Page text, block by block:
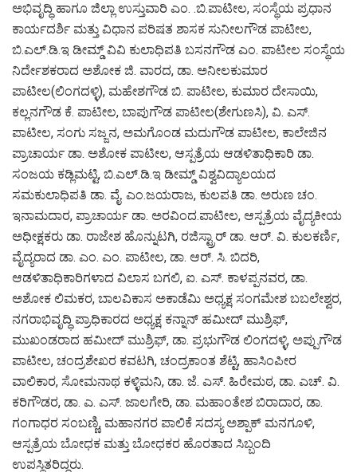
ಅಭಿವೃದ್ಧಿ ಹಾಗೂ ಜಿಲ್ಲಾ ಉಸ್ತುವಾರಿ‌‌ ಎಂ. .ಬಿ.‌ಪಾಟೀಲ, ಸಂಸ್ಥೆಯ ಪ್ರಧಾನ
ಕಾರ್ಯದರ್ಶಿ ಮತ್ತು‌ ವಿಧಾನ ಪರಿಷತ ಶಾಸಕ ಸುನೀಲಗೌಡ ಪಾಟೀಲ,
ಬಿ.ಎಲ್.ಡಿ.ಇ‌ ಡೀಮ್ಡ್ ವಿವಿ ಕುಲಾಧಿಪತಿ‌‌ ಬಸನಗೌಡ ಎಂ. ಪಾಟೀಲ ಸಂಸ್ಥೆಯ
ನಿರ್ದೇಶಕರಾದ ಅಶೋಕ ಜಿ. ವಾರದ, ಡಾ. ಅನೀಲಕುಮಾರ
ಪಾಟೀಲ(ಲಿಂಗದಳ್ಳಿ), ಮಹೇಶಗೌಡ ಬಿ. ಪಾಟೀಲ, ಕುಮಾರ ದೇಸಾಯಿ,
ಕಲ್ಲನಗೌಡ ಕೆ. ಪಾಟೀಲ, ಬಾಪುಗೌಡ ಪಾಟೀಲ(ಶೇಗುಣಸಿ), ವಿ. ಎಸ್.
ಪಾಟೀಲ, ಸಂಗು ಸಜ್ಜನ, ಅಮಗೊಂಡ ಮದುಗೌಡ ಪಾಟೀಲ, ಕಾಲೇಜಿನ
ಪ್ರಾಚಾರ್ಯ ಡಾ.‌ ಅಶೋಕ ಪಾಟೀಲ, ಆಸ್ಪತ್ರೆಯ ಆಡಳಿತಾಧಿಕಾರಿ ಡಾ.
ಸಂಜಯ ಕಡ್ಲಿಮಟ್ಟಿ, ಬಿ.ಎಲ್.ಡಿ.ಇ‌ ಡೀಮ್ಡ್ ವಿಶ್ವವಿದ್ಯಾಲಯದ
ಸಮಕುಲಾಧಿಪತಿ‌ ಡಾ. ವೈ. ಎಂ.ಜಯರಾಜ, ಕುಲಪತಿ ಡಾ. ಅರುಣ ಚಂ.
ಇನಾಮದಾರ, ಪ್ರಾಚಾರ್ಯ ಡಾ. ಅರವಿಂದ.ಪಾಟೀಲ, ಆಸ್ಪತ್ರೆಯ ವೈದ್ಯಕೀಯ
ಅಧೀಕ್ಷಕರು ಡಾ. ರಾಜೇಶ ಹೊನ್ನುಟಗಿ, ರಜಿಸ್ಟ್ರಾರ್ ಡಾ. ಆರ್. ವಿ. ಕುಲಕರ್ಣಿ,
ವೈದ್ಯರಾದ ಡಾ. ಎಂ. ಎಂ. ಪಾಟೀಲ, ಡಾ. ಆರ್. ಸಿ. ಬಿದರಿ,
ಆಡಳಿತಾಧಿಕಾರಿಗಳಾದ ವಿಲಾಸ ಬಗಲಿ, ಐ. ಎಸ್. ಕಾಳಪ್ಪನವರ, ಡಾ.
ಅಶೋಕ ಲಿಮಕರ, ಬಾಲವಿಕಾಸ ಅಕಾಡೆಮಿ ಅಧ್ಯಕ್ಷ ಸಂಗಮೇಶ ಬಬಲೇಶ್ವರ,
ನಗರಾಭಿವೃದ್ಧಿ ಪ್ರಾಧಿಕಾರದ ಅಧ್ಯಕ್ಷ ಕನ್ನಾನ್ ಹಮೀದ್ ಮುಶ್ರಿಫ್,
ಮುಖಂಡರಾದ ಹಮೀದ್ ಮುಶ್ರಿಫ್, ಡಾ. ಪ್ರಭುಗೌಡ ಲಿಂಗದಳ್ಳಿ, ಅಪ್ಪುಗೌಡ
ಪಾಟೀಲ, ಚಂದ್ರಶೇಖರ ಕವಟಗಿ, ಚಂದ್ರಕಾಂತ ಶೆಟ್ಟಿ, ಹಾಸಿಂಪೀರ
ವಾಲಿಕಾರ, ಸೋಮನಾಥ ಕಳ್ಳಿಮನಿ, ಡಾ. ಜೆ. ಎಸ್. ಹಿರೇಮಠ, ಡಾ. ಎಚ್. ವಿ.
ಕರಿಗೌಡರ, ಡಾ. ಎ. ಎಸ್. ಜಾಲಗೇರಿ, ಡಾ. ಮಹಾಂತೇಶ ಬಿರಾದಾರ, ಡಾ.
ಗಂಗಾಧರ ಸಂಬಣ್ಣಿ, ಮಹಾನಗರ ಪಾಲಿಕೆ ಸದಸ್ಯ ಅಶ್ಪಾಕ್ ಮನಗೂಳಿ,
ಆಸ್ಪತ್ರೆಯ ಬೋಧಕ ಮತ್ತು ಬೋಧಕರ ಹೊರತಾದ ಸಿಬ್ಬಂದಿ
ಉಪಸ್ಥಿತರಿದ್ದರು.